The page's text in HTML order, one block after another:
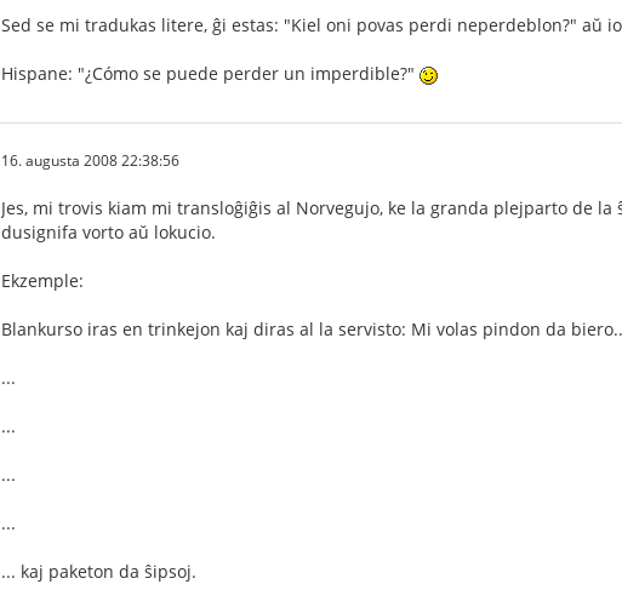
Sed se mi tradukas litere, ĝi estas: "Kiel oni povas perdi neperdeblon?" aŭ
Hispane: "¿Cómo se puede perder un imperdible?"
16. augusta 2008 22:38:56
Jes, mi trovis kiam mi transloĝiĝis al Norvegujo, ke la granda plejparto de
dusignifa vorto aŭ lokucio.
Ekzemple:
Blankurso iras en trinkejon kaj diras al la servisto: Mi volas pindon da
...
...
...
...
... kaj paketon da ŝipsoj.